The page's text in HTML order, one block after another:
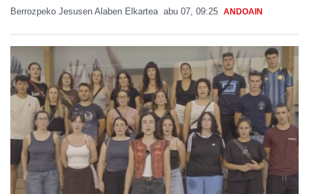
Berrozpeko Jesusen Alaben Elkartea abu 07, 09:25 ANDOAIN